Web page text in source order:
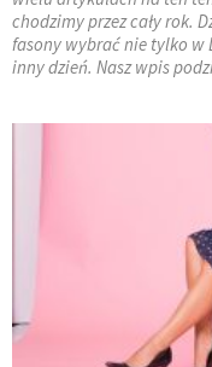
chodzimy przez cały rok.
fasony wybrać nie tylko w
inny dzień. Nasz wpis